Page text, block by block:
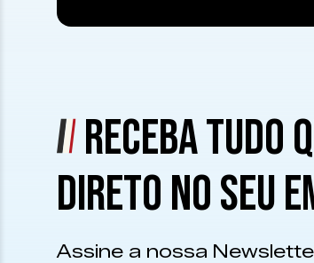
RECEBA TUDO
DIRETO NO SEU
Assine a nossa